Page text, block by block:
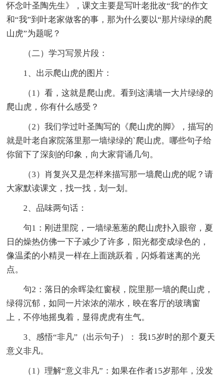
怀念叶圣陶先生》，课文主要是写叶老批改“我”的作文
和“我”到叶老家做客的事，那为什么要以“那片绿绿的爬
山虎”为题呢？
（二）学习写景片段：
1、出示爬山虎的图片：
（1）看，这就是爬山虎。看到这满墙一大片绿绿的
爬山虎，你有什么感受？
（2）我们学过叶圣陶写的《爬山虎的脚》，描写的
就是叶老自家院落里那一墙绿绿的`爬山虎。哪些句子给
你留下了深刻的印象，向大家背诵几句。
（3）肖复兴又是怎样来描写那一墙爬山虎的呢？请
大家默读课文，找一找，划一划。
2、品味两句话：
句1：刚进里院，一墙绿葱葱的爬山虎扑入眼帘，夏
日的燥热仿佛一下子减少了许多，阳光都变成绿色的，
像温柔的小精灵一样在上面跳跃着，闪烁着迷离的光
点。
句2：落日的余晖染红窗棂，院里那一墙的爬山虎，
绿得沉郁，如同一片浓浓的湖水，映在客厅的玻璃窗
上，不停地摇曳着，显得虎虎有生气。
3、感悟“非凡”（出示句子）： 我15岁时的那个夏天
意义非凡。
（1）理解“意义非凡”：如果在作者15岁那年，没发